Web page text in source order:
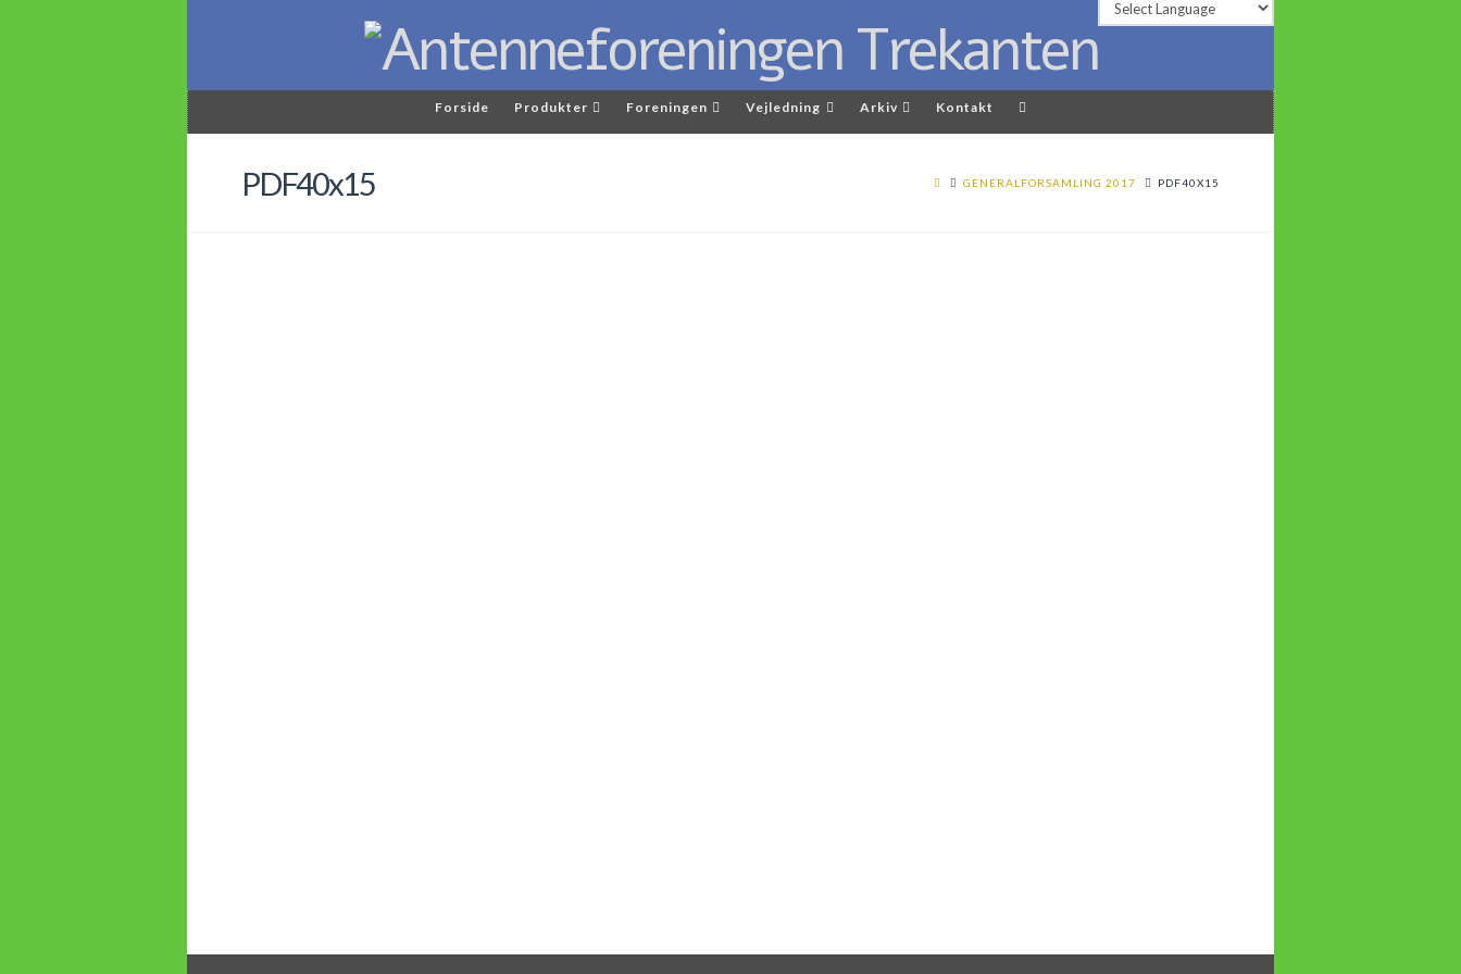
Forside Produkter Foreningen Vejledning Arkiv Kontakt
PDF40x15 GENERALFORSAMLING 2017 PDF40X15